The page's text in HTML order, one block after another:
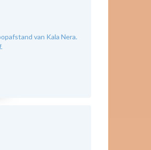
van Kala Nera.